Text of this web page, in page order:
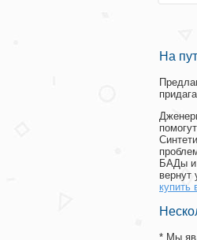
На
БАДы и
вернут
купить
* Мы